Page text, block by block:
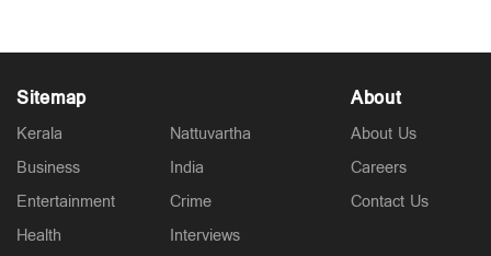
പത്തനംതിട്ട ജില്ലയില്‍ നാളെ അവധി; 3 ജില്ലകളില്‍
തീവ്രമഴ മുന്നറിയിപ്പ്
2 hours ago
Sitemap
Kerala
Business
Entertainment
Health
Nattuvartha
India
Crime
Interviews
About
About Us
Careers
Contact Us